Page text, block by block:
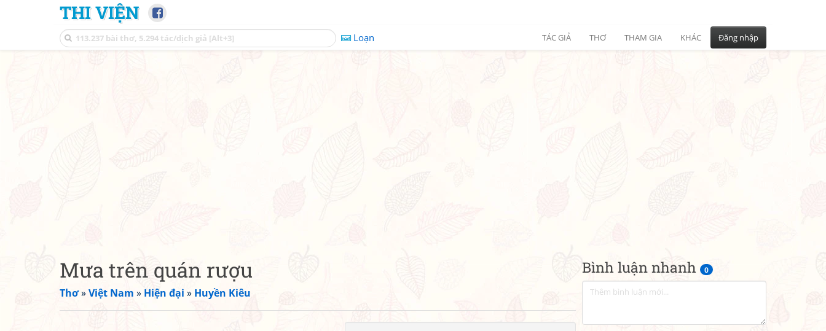
THI VIỆN
Loạn TÁC GIẢ THƠ THAM GIA KHÁC Đăng nhập
Bình luận nhanh 0
Mưa trên quán rượu
Thơ»Việt Nam » Hiện đại » Huyền Kiêu